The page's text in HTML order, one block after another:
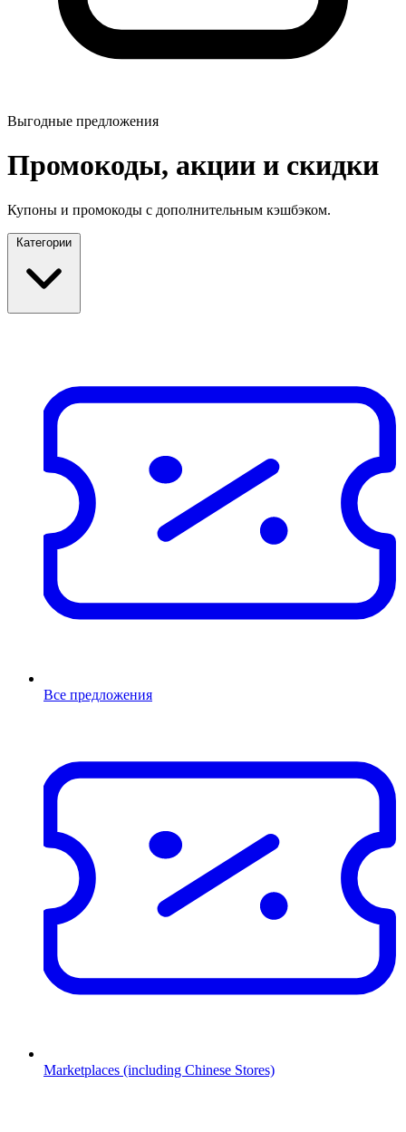
Выгодные предложения
Промокоды, акции и скидки
Купоны и промокоды с дополнительным кэшбэком.
Категории
Все предложения
Marketplaces (including Chinese Stores)